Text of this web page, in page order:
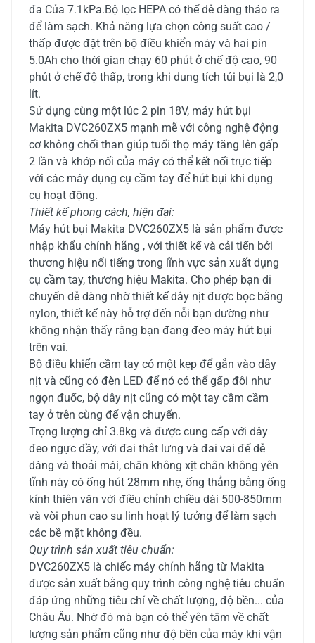
đa Của 7.1kPa.Bộ lọc HEPA có thể dễ dàng tháo ra
để làm sạch. Khả năng lựa chọn công suất cao /
thấp được đặt trên bộ điều khiển máy và hai pin
5.0Ah cho thời gian chạy 60 phút ở chế độ cao, 90
phút ở chế độ thấp, trong khi dung tích túi bụi là 2,0
lít.
Sử dụng cùng một lúc 2 pin 18V, máy hút bụi
Makita DVC260ZX5 mạnh mẽ với công nghệ động
cơ không chổi than giúp tuổi thọ máy tăng lên gấp
2 lần và khớp nối của máy có thể kết nối trực tiếp
với các máy dụng cụ cầm tay để hút bụi khi dụng
cụ hoạt động.
Thiết kế phong cách, hiện đại:
Máy hút bụi Makita DVC260ZX5 là sản phẩm được
nhập khẩu chính hãng , với thiết kế và cải tiến bởi
thương hiệu nổi tiếng trong lĩnh vực sản xuất dụng
cụ cầm tay, thương hiệu Makita. Cho phép bạn di
chuyển dễ dàng nhờ thiết kế dây nịt được bọc bằng
nylon, thiết kế này hỗ trợ đến nỗi bạn dường như
không nhận thấy rằng bạn đang đeo máy hút bụi
trên vai.
Bộ điều khiển cầm tay có một kẹp để gắn vào dây
nịt và cũng có đèn LED để nó có thể gấp đôi như
ngọn đuốc, bộ dây nịt cũng có một tay cầm cầm
tay ở trên cùng để vận chuyển.
Trọng lượng chỉ 3.8kg và được cung cấp với dây
đeo ngực đầy, với đai thắt lưng và đai vai để dễ
dàng và thoải mái, chân không xịt chân không yên
tĩnh này có ống hút 28mm nhẹ, ống thẳng bằng ống
kính thiên văn với điều chỉnh chiều dài 500-850mm
và vòi phun cao su linh hoạt lý tưởng để làm sạch
các bề mặt không đều.
Quy trình sản xuất tiêu chuẩn:
DVC260ZX5 là chiếc máy chính hãng từ Makita
được sản xuất bằng quy trình công nghệ tiêu chuẩn
đáp ứng những tiêu chí về chất lượng, độ bền... của
Châu Âu. Nhờ đó mà bạn có thể yên tâm về chất
lượng sản phẩm cũng như độ bền của máy khi vận